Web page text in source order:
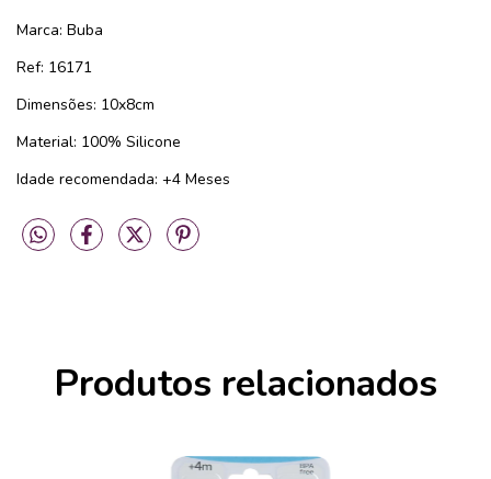
Marca: Buba
Ref: 16171
Dimensões: 10x8cm
Material: ‎100% Silicone
Idade recomendada: +4 Meses
Produtos relacionados